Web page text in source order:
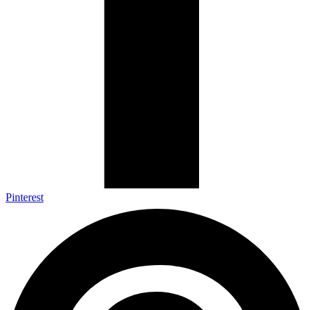
Pinterest